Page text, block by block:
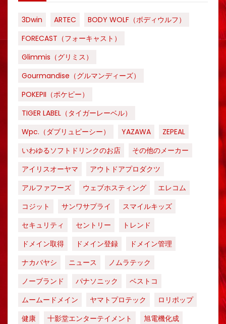
3Dwin ARTEC
BODY WOLF（ボディウルフ）
FORECAST（フォーキャスト）
Glimmis（グリミス）
Gourmandise（グルマンディーズ）
POKEPII（ポケピー）
TIGER LABEL（タイガーレーベル）
Wpc.（ダブリュピーシー）
YAZAWA
ZEPEAL
いわゆるソフトドリンクのお店
その他のメーカー
アイリスオーヤマ
アウトドアプロダクツ
アルファフーズ
ウェブホスティング
エレコム
コジット
サンワサプライ
スマイルキッズ
セキュリティ
セントリー
トレンド
ドメイン取得
ドメイン登録
ドメイン管理
ナカバヤシ
ニュース
ノムラテック
ノーブランド
パナソニック
ベストコ
ムームードメイン
ヤマトプロテック
ロリポップ
健康
十影堂エンターテイメント
旭電機化成